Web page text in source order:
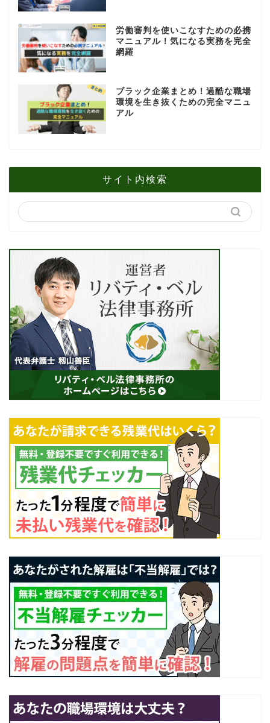
労働審判を使いこなすための必携
マニュアル！気になる実務を完全
網羅
ブラック企業まとめ！過酷な職場
環境を生き抜くための完全マニュ
アル
サイト内検索